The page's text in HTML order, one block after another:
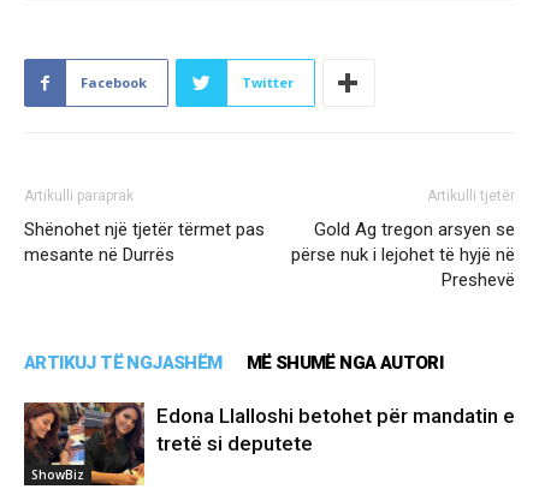
Facebook Twitter
Artikulli paraprak
Shënohet një tjetër tërmet pas
mesante në Durrës
Artikulli tjetër
Gold Ag tregon arsyen se
përse nuk i lejohet të hyjë në
Preshevë
ARTIKUJ TË NGJASHËM MË SHUMË NGA AUTORI
ShowBiz
Edona Llalloshi betohet për mandatin e
tretë si deputete